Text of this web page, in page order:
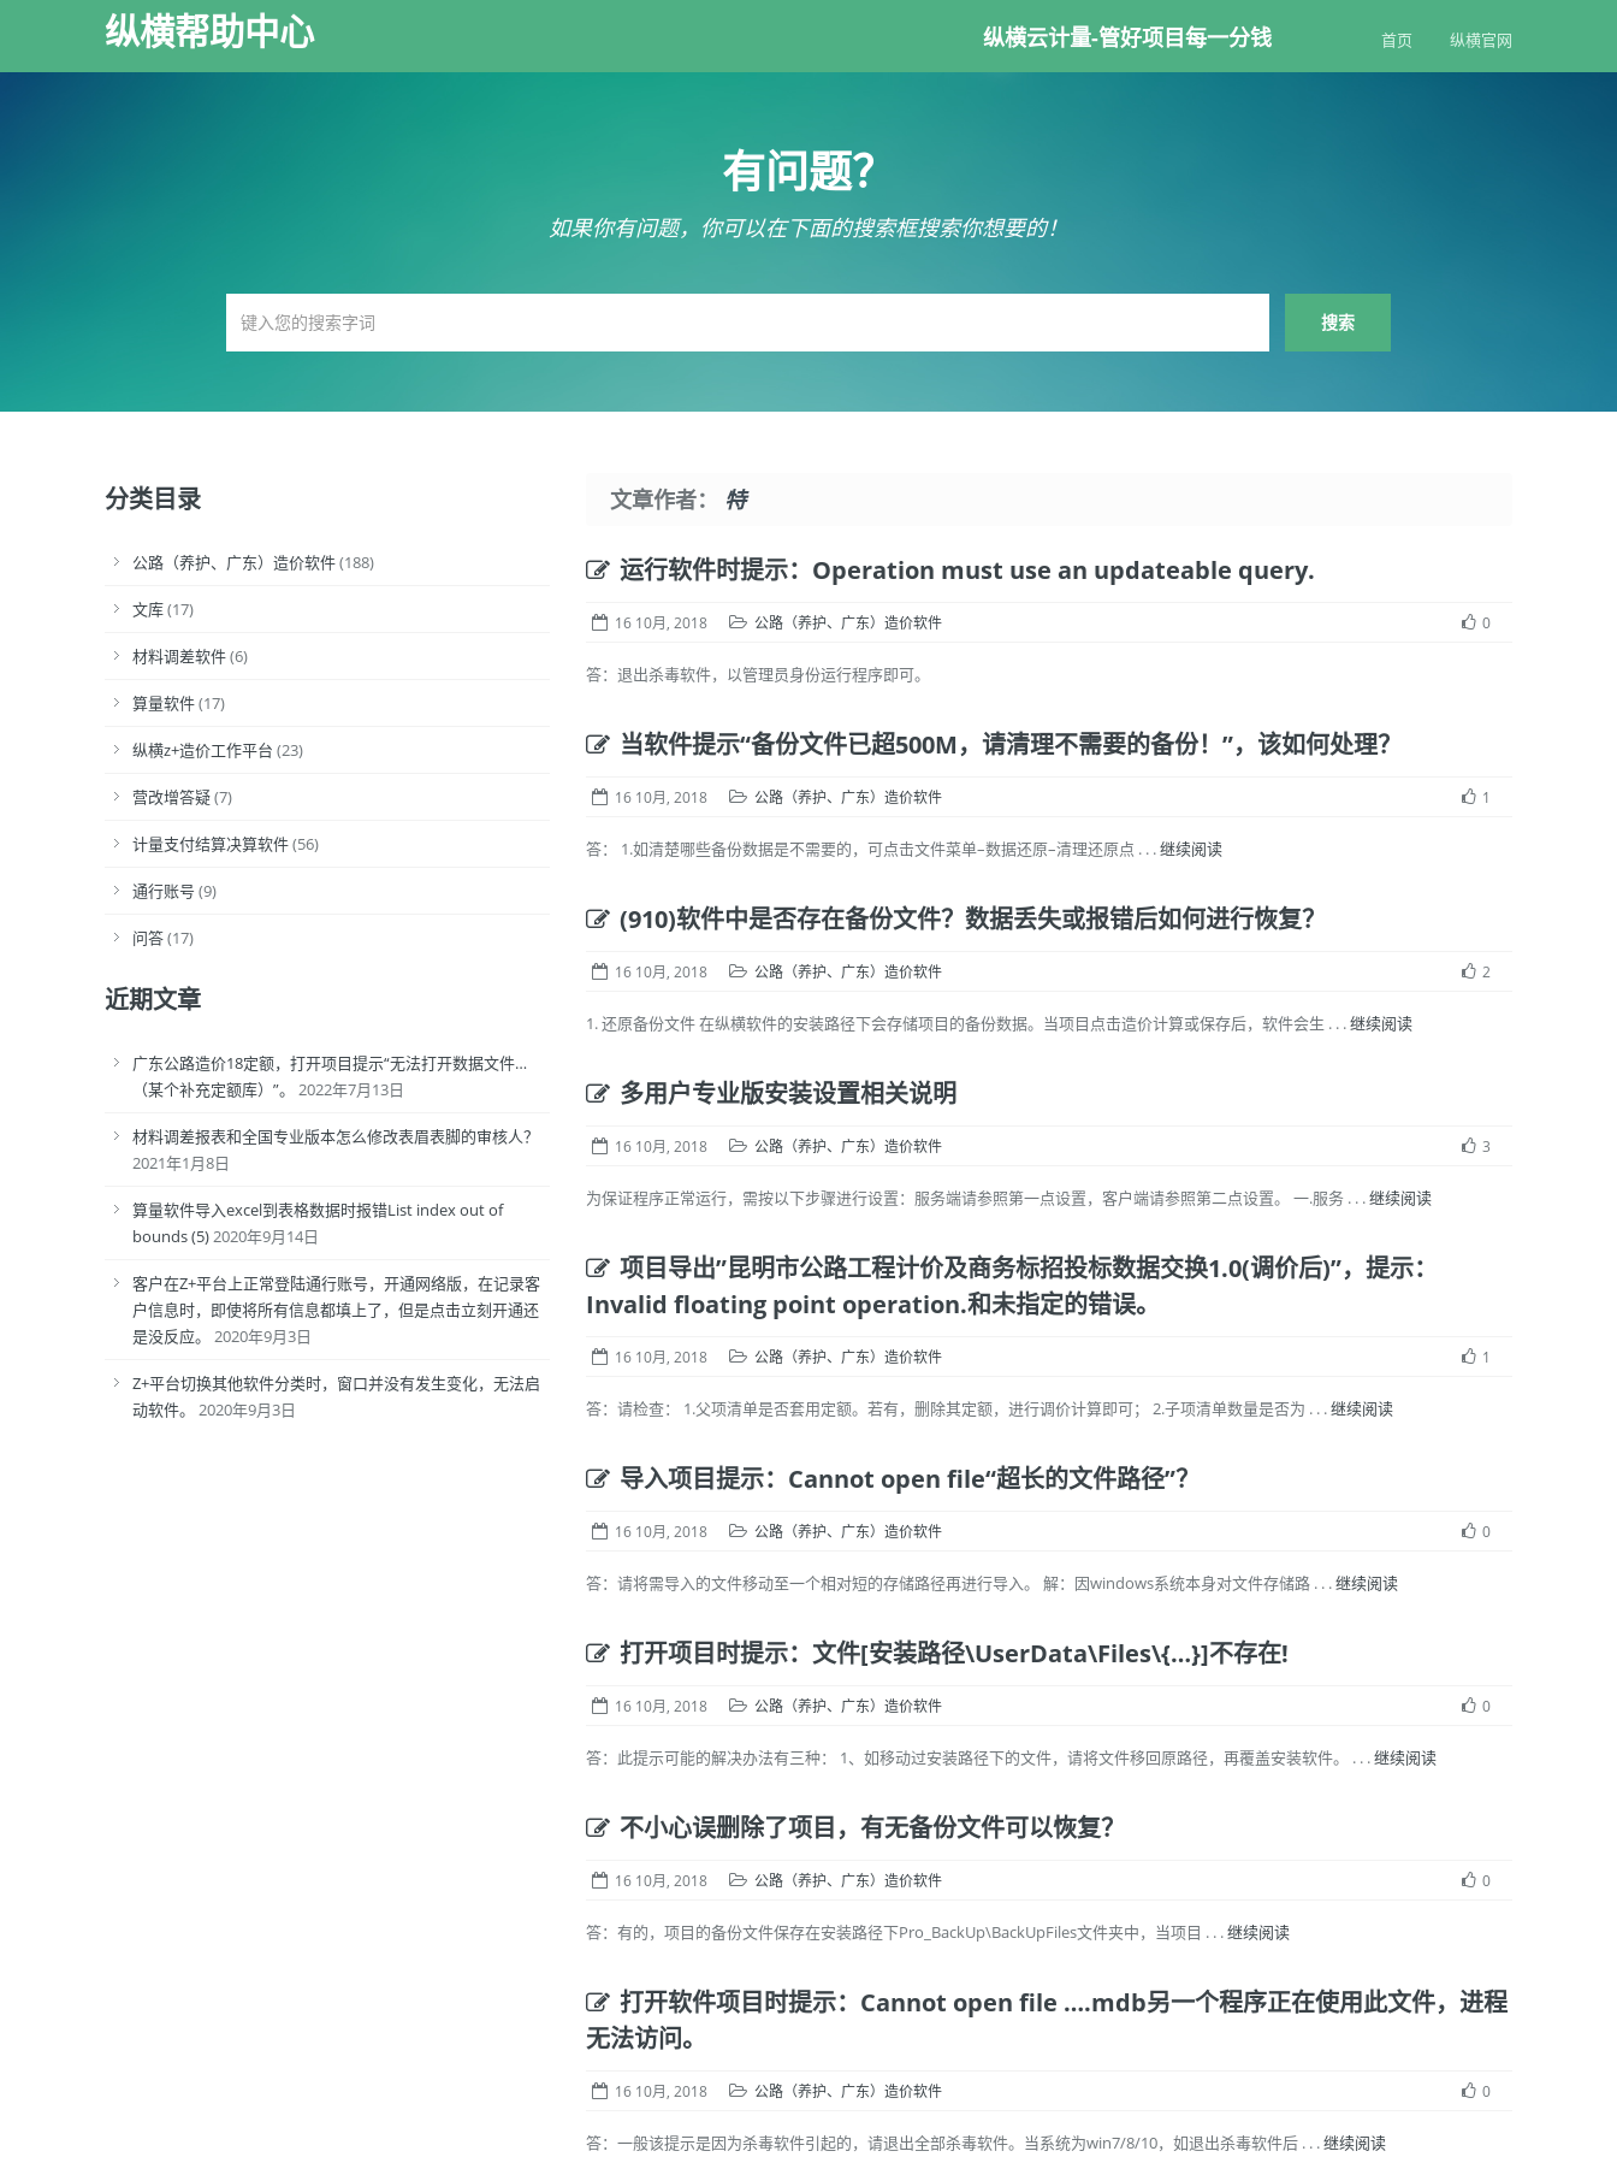
纵横帮助中心 纵横云计量-管好项目每一分钱 首页 纵横官网
有问题？
如果你有问题，你可以在下面的搜索框搜索你想要的！
分类目录
公路（养护、广东）造价软件(188)
文库(17)
材料调差软件(6)
算量软件(17)
纵横z+造价工作平台 (23)
营改增答疑(7)
计量支付结算决算软件(56)
通行账号 (9)
问答(17)
近期文章
广东公路造价18定额，打开项目提示“无法打开数据文件…
（某个补充定额库）”。
2022年7月13日
材料调差报表和全国专业版本怎么修改表眉表脚的审核人？
2021年1月8日
算量软件导入excel到表格数据时报错List index out of
bounds (5)2020年9月14日
客户在Z+平台上正常登陆通行账号，开通网络版，在记录客
户信息时，即使将所有信息都填上了，但是点击立刻开通还
是没反应。
2020年9月3日
Z+平台切换其他软件分类时，窗口并没有发生变化，无法启
动软件。
2020年9月3日
文章作者： 特
运行软件时提示：Operation must use an updateable query.
16 10月, 2018 公路（养护、广东）造价软件 0
答：退出杀毒软件，以管理员身份运行程序即可。
当软件提示“备份文件已超500M，请清理不需要的备份！”，该如何处理？
16 10月, 2018 公路（养护、广东）造价软件 1
答： 1.如清楚哪些备份数据是不需要的，可点击文件菜单–数据还原–清理还原点 . . .继续阅读
(910)软件中是否存在备份文件？数据丢失或报错后如何进行恢复？
16 10月, 2018 公路（养护、广东）造价软件 2
1. 还原备份文件 在纵横软件的安装路径下会存储项目的备份数据。当项目点击造价计算或保存后，软件会生 . . .继续阅读
多用户专业版安装设置相关说明
16 10月, 2018 公路（养护、广东）造价软件 3
为保证程序正常运行，需按以下步骤进行设置：服务端请参照第一点设置，客户端请参照第二点设置。 一.服务 . . .继续阅读
项目导出”昆明市公路工程计价及商务标招投标数据交换1.0(调价后)”，提示：
Invalid floating point operation.和未指定的错误。
16 10月, 2018 公路（养护、广东）造价软件 1
答：请检查： 1.父项清单是否套用定额。若有，删除其定额，进行调价计算即可； 2.子项清单数量是否为 . . .继续阅读
导入项目提示：Cannot open file“超长的文件路径”？
16 10月, 2018 公路（养护、广东）造价软件 0
答：请将需导入的文件移动至一个相对短的存储路径再进行导入。 解：因windows系统本身对文件存储路 . . .继续阅读
打开项目时提示：文件[安装路径\UserData\Files\{…}]不存在!
16 10月, 2018 公路（养护、广东）造价软件 0
答：此提示可能的解决办法有三种： 1、如移动过安装路径下的文件，请将文件移回原路径，再覆盖安装软件。 . . .继续阅读
不小心误删除了项目，有无备份文件可以恢复？
16 10月, 2018 公路（养护、广东）造价软件 0
答：有的，项目的备份文件保存在安装路径下Pro_BackUp\BackUpFiles文件夹中，当项目 . . .继续阅读
打开软件项目时提示：Cannot open file ….mdb另一个程序正在使用此文件，进程
无法访问。
16 10月, 2018 公路（养护、广东）造价软件 0
答：一般该提示是因为杀毒软件引起的，请退出全部杀毒软件。当系统为win7/8/10，如退出杀毒软件后 . . .继续阅读